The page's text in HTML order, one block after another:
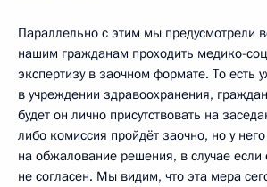
Параллельно с этим мы предусмотрели
нашим гражданам проходить медико-
экспертизу в заочном формате. То есть
в учреждении здравоохранения,
будет он лично присутствовать на
либо комиссия пройдёт заочно, но у
на обжалование решения, в случае если
не согласен. Мы видим, что эта мера